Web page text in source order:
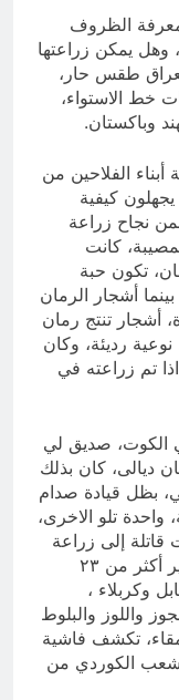
الظروف
وهل يمكن زراعتها
طقس حار،
خط الاستواء،
وباكستان.
أبناء الفلاحين من
كيفية
نجاح زراعة
كانت
تكون حبة
أشجار الرمان
أشجار تنتج رمان
رديئة، وكان
تم زراعته في
صديق لي
ديالى، كان بذلك
بظل قيادة صدام
تلو الاخرى،
إلى زراعة
النخيل والاشجار، بحيث قام بحرق وتدمير أكثر من ٢٣
وكربلاء ،
واللوز والبلوط
تكشف فاشية
الكوردي من